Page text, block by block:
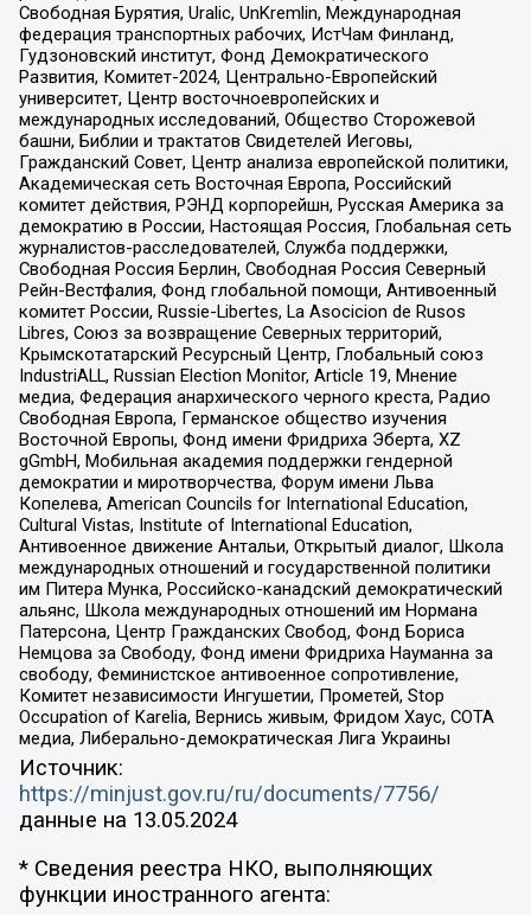
Свободная Бурятия, Uralic, UnKremlin, Международная
федерация транспортных рабочих, ИстЧам Финланд,
Гудзоновский институт, Фонд Демократического
Развития, Комитет-2024, Центрально-Европейский
университет, Центр восточноевропейских и
международных исследований, Общество Сторожевой
башни, Библии и трактатов Свидетелей Иеговы,
Гражданский Совет, Центр анализа европейской политики,
Академическая сеть Восточная Европа, Российский
комитет действия, РЭНД корпорейшн, Русская Америка за
демократию в России, Настоящая Россия, Глобальная сеть
журналистов-расследователей, Служба поддержки,
Свободная Россия Берлин, Свободная Россия Северный
Рейн-Вестфалия, Фонд глобальной помощи, Антивоенный
комитет России, Russie-Libertes, La Asocicion de Rusos
Libres, Союз за возвращение Северных территорий,
Крымскотатарский Ресурсный Центр, Глобальный союз
IndustriALL, Russian Election Monitor, Article 19, Мнение
медиа, Федерация анархического черного креста, Радио
Свободная Европа, Германское общество изучения
Восточной Европы, Фонд имени Фридриха Эберта, XZ
gGmbH, Мобильная академия поддержки гендерной
демократии и миротворчества, Форум имени Льва
Копелева, American Councils for International Education,
Cultural Vistas, Institute of International Education,
Антивоенное движение Антальи, Открытый диалог, Школа
международных отношений и государственной политики
им Питера Мунка, Российско-канадский демократический
альянс, Школа международных отношений им Нормана
Патерсона, Центр Гражданских Свобод, Фонд Бориса
Немцова за Свободу, Фонд имени Фридриха Науманна за
свободу, Феминистское антивоенное сопротивление,
Комитет независимости Ингушетии, Прометей, Stop
Occupation of Karelia, Вернись живым, Фридом Хаус, СОТА
медиа, Либерально-демократическая Лига Украины
Источник:
https://minjust.gov.ru/ru/documents/7756/
данные на 13.05.2024
* Сведения реестра НКО, выполняющих
функции иностранного агента: